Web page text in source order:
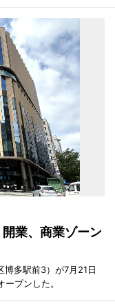
業、商業ゾーン
博多駅前3）が7月21日
プンした。